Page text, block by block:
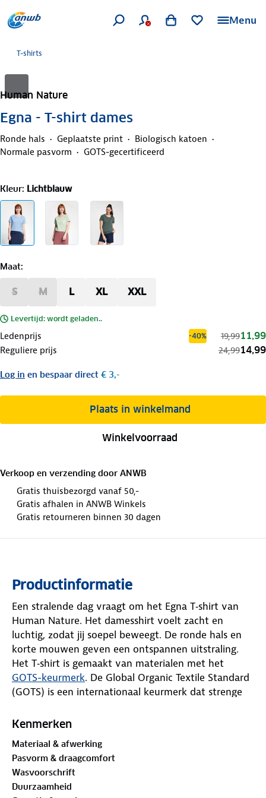
Menu
T-shirts
Human Nature
Egna - T-shirt dames
Ronde hals Geplaatste print
Biologisch katoen
Normale pasvorm
GOTS-gecertificeerd
Kleur: Lichtblauw
Maat:
S M L XL XXL
Levertijd: wordt geladen..
Ledenprijs -40% 19,9911,99
Reguliere prijs 24,9914,99
Log in en bespaar direct € 3,-
Plaats in winkelmand
Winkelvoorraad
Verkoop en verzending door ANWB
Gratis thuisbezorgd vanaf 50,-
Gratis afhalen in ANWB Winkels
Gratis retourneren binnen 30 dagen
Productinformatie
Een stralende dag vraagt om het Egna T‑shirt van
Human Nature. Het damesshirt voelt zacht en
luchtig, zodat jij soepel beweegt. De ronde hals en
korte mouwen geven een ontspannen uitstraling.
Het T‑shirt is gemaakt van materialen met het
GOTS-keurmerk. De Global Organic Textile Standard
(GOTS) is een internationaal keurmerk dat strenge
van natuurlijke vezels tot aan de verwerking en
Op de achterkant staat een opvallende print met de
woorden ‘Coastal Trails’ en een schelpillustratie. Eén
blik erop en je denkt aan frisse zeelucht, ruige paden
Kenmerken
Materiaal & afwerking
Pasvorm & draagcomfort
Wasvoorschrift
Duurzaamheid